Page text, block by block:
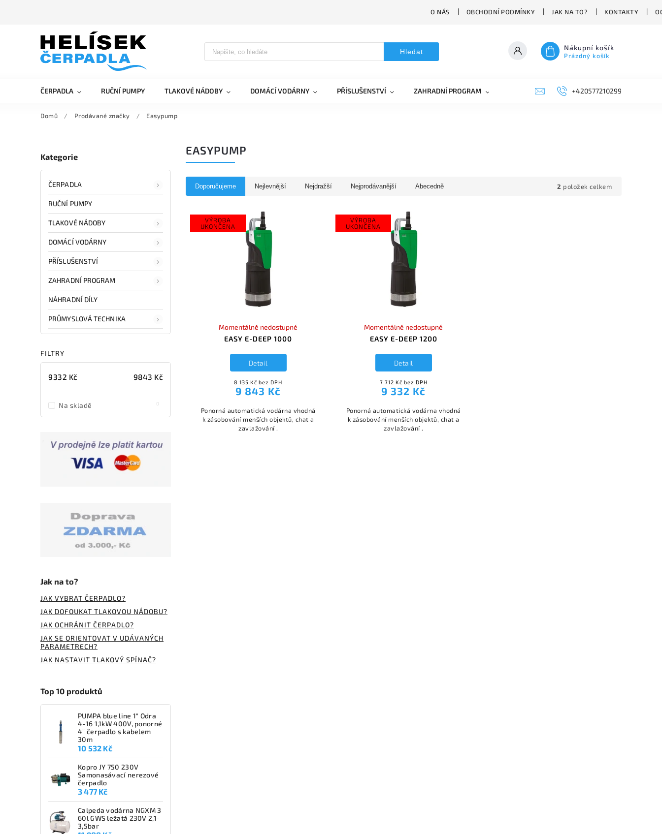
O NÁS OBCHODNÍ PODMÍNKY JAK NA TO? KONTAKTY
Hledat Nákupní košík
Prázdný košík
ČERPADLA RUČNÍ PUMPY TLAKOVÉ NÁDOBY DOMÁCÍ VODÁRNY PŘÍSLUŠENSTVÍ ZAHRADNÍ PROGRAM NÁHRADNÍ DÍLY PRŮMYSLOVÁ TECHNIKA
+420577210299
Domů / Prodávané značky / Easypump
Kategorie
ČERPADLA
RUČNÍ PUMPY
TLAKOVÉ NÁDOBY
DOMÁCÍ VODÁRNY
PŘÍSLUŠENSTVÍ
ZAHRADNÍ PROGRAM
NÁHRADNÍ DÍLY
PRŮMYSLOVÁ TECHNIKA
FILTRY
9332 Kč 9843 Kč
Na skladě 0
Jak na to?
JAK VYBRAT ČERPADLO?
JAK DOFOUKAT TLAKOVOU NÁDOBU?
JAK OCHRÁNIT ČERPADLO?
JAK SE ORIENTOVAT V UDÁVANÝCH
PARAMETRECH?
JAK NASTAVIT TLAKOVÝ SPÍNAČ?
Top 10 produktů
PUMPA blue line 1" Odra
4-16 1,1kW 400V, ponorné
4" čerpadlo s kabelem
30m
10 532 Kč
Kopro JY 750 230V
Samonasávací nerezové
čerpadlo
3 477 Kč
Calpeda vodárna NGXM 3
60l GWS ležatá 230V 2,1-
3,5bar
EASYPUMP
Doporučujeme Nejlevnější Nejdražší Nejprodávanější Abecedně 2 položek celkem
VÝROBA
UKONČENA
EASY E-DEEP 1000
Momentálně nedostupné
8 135 Kč bez DPH
9 843 Kč
Detail
Ponorná automatická vodárna vhodná
k zásobování menších objektů, chat a
zavlažování .
VÝROBA
UKONČENA
EASY E-DEEP 1200
Momentálně nedostupné
7 712 Kč bez DPH
9 332 Kč
Detail
Ponorná automatická vodárna vhodná
k zásobování menších objektů, chat a
zavlažování .